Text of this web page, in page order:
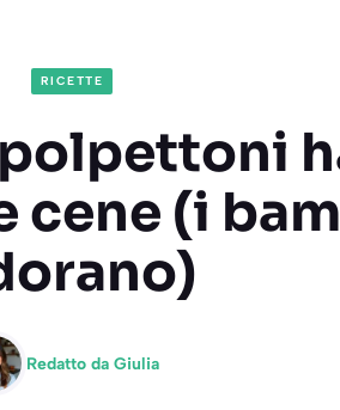
RICETTE
cene (i
Redatto da Giulia